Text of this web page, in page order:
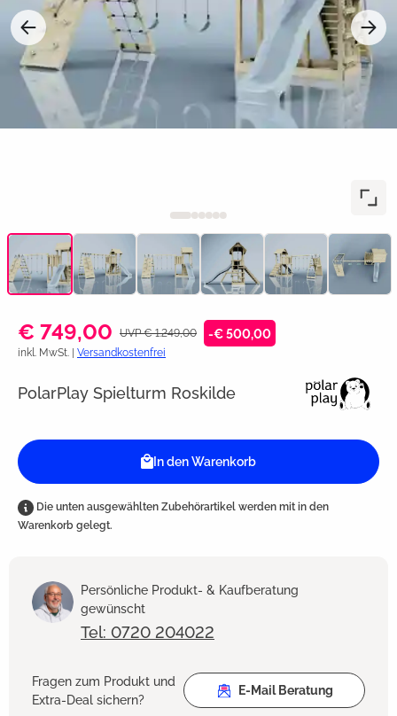
€ 749,00 UVP € 1.249,00 -€ 500,00
inkl. MwSt. | Versandkostenfrei
PolarPlay Spielturm Roskilde
In den Warenkorb
Die unten ausgewählten Zubehörartikel werden mit in den
Warenkorb gelegt.
Persönliche Produkt- & Kaufberatung
gewünscht
Tel: 0720 204022
Fragen zum Produkt und
Extra-Deal sichern?
E-Mail Beratung